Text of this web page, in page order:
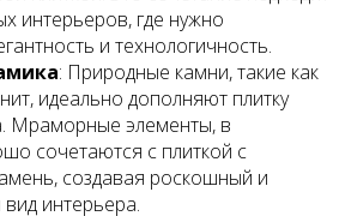
интерьеров, где нужно
и технологичность.
: Природные камни, такие как
идеально дополняют плитку
Мраморные элементы, в
сочетаются с плиткой с
создавая роскошный и
интерьера.